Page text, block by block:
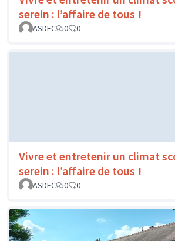
serein : l’affaire de tous !
ASDEC
0 0
Vivre et entretenir un climat
serein : l’affaire de tous !
ASDEC
0 0